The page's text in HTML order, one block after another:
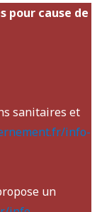
pour cause de
sanitaires et
info-
un